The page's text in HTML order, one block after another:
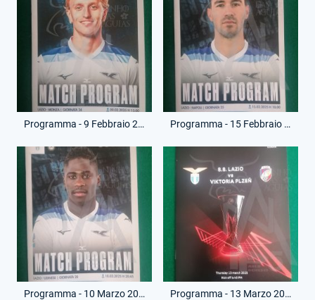
Programma - 9 Febbraio 2025 - Campionato Serie A - Lazio-Monza Programma - 15 Febbraio 2025 - Campionato Serie A - Lazio-Napoli
Programma - 10 Marzo 2025 - Campionato Serie A - Lazio-Udinese Programma - 13 Marzo 2025 - Europa League - Lazio-Viktoria Plzen